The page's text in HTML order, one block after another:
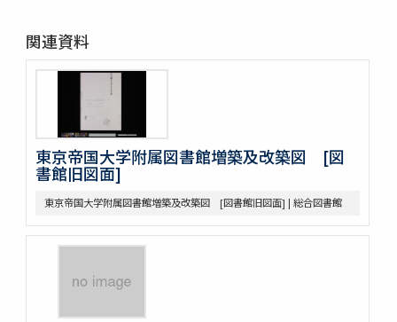
設計案]
DESIGN FOR THE TOKYO IMPERIAL UNIVERSITY LIBRARY OCT.
1925. Y.UCHIDA ARCHITECT.
THE LIBRARY OF THE TOKYO IMPERIAL UNIVERSITY（Ⅵ-1-
[内田の第二設計案]
THE LIBRARY OF THE TOKYO IMPERIAL UNIVERSITY（Ⅵ-1-
6:16）
東京帝国大学図書館配置図（昭和3年12月竣工）青写真（Ⅵ-1-
東京帝国大学図書館配置図（昭和3年12月竣工）青写真（Ⅵ-1-
6:18）
図書館軸部及外装工事 東京帝国大学図書館建築部 1階設計図
THE LIBRARY OF THE TOKYO IMPERIAL UNIVERSITY 非常用梯
子位置図同取付け図
関連資料
東京帝国大学附属図書館増築及改築図 [図
書館旧図面]
東京帝国大学附属図書館増築及改築図 [図書館旧図面] | 総合図書館